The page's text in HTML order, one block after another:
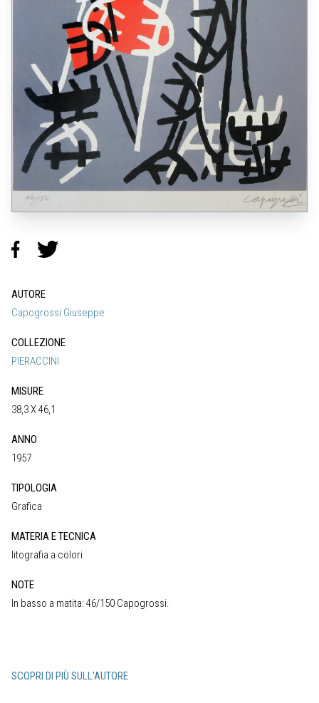
AUTORE
Capogrossi Giuseppe
COLLEZIONE
PIERACCINI
MISURE
38,3 X 46,1
ANNO
1957
TIPOLOGIA
Grafica
MATERIA E TECNICA
litografia a colori
NOTE
In basso a matita: 46/150 Capogrossi.
SCOPRI DI PIÙ SULL'AUTORE